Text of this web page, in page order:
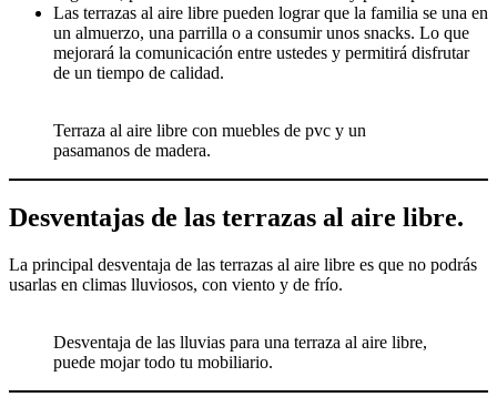
Las terrazas al aire libre pueden lograr que la familia se una en
un almuerzo, una parrilla o a consumir unos snacks. Lo que
mejorará la comunicación entre ustedes y permitirá disfrutar
de un tiempo de calidad.
Terraza al aire libre con muebles de pvc y un
pasamanos de madera.
Desventajas de las terrazas al aire libre.
La principal desventaja de las terrazas al aire libre es que no podrás
usarlas en climas lluviosos, con viento y de frío.
Desventaja de las lluvias para una terraza al aire libre,
puede mojar todo tu mobiliario.